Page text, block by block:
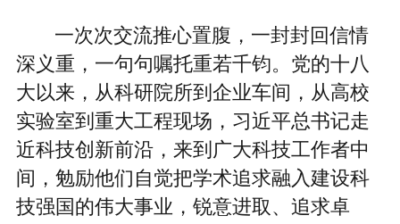
一次次交流推心置腹，一封封回信情
深义重，一句句嘱托重若千钧。党的十八
大以来，从科研院所到企业车间，从高校
实验室到重大工程现场，习近平总书记走
近科技创新前沿，来到广大科技工作者中
间，勉励他们自觉把学术追求融入建设科
技强国的伟大事业，锐意进取、追求卓